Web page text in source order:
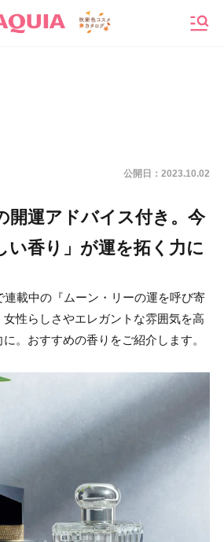
公開日： 2023.10.02
開運アドバイス付き。今
い香り」が運を拓く力に
連載中の『ムーン・リーの運を呼び寄
性らしさやエレガントな雰囲気を高
。おすすめの香りをご紹介します。